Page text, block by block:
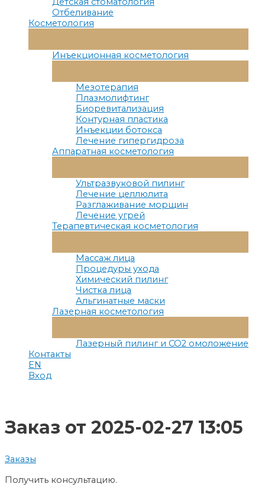
Отбеливание
Косметология
Меню
Инъекционная косметология
Меню
Мезотерапия
Плазмолифтинг
Биоревитализация
Контурная пластика
Инъекции ботокса
Лечение гипергидроза
Аппаратная косметология
Меню
Ультразвуковой пилинг
Лечение целлюлита
Разглаживание морщин
Лечение угрей
Терапевтическая косметология
Меню
Массаж лица
Процедуры ухода
Химический пилинг
Чистка лица
Альгинатные маски
Лазерная косметология
Меню
Лазерный пилинг и СО2 омоложение
Контакты
EN
Вход
Заказ от 2025-02-27 13:05
Заказы
Получить консультацию.